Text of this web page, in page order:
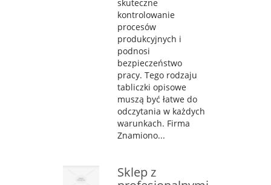
skuteczne
kontrolowanie
procesów
produkcyjnych i
podnosi
bezpieczeństwo
pracy. Tego rodzaju
tabliczki opisowe
muszą być łatwe do
odczytania w każdych
warunkach. Firma
Znamiono...
Sklep z